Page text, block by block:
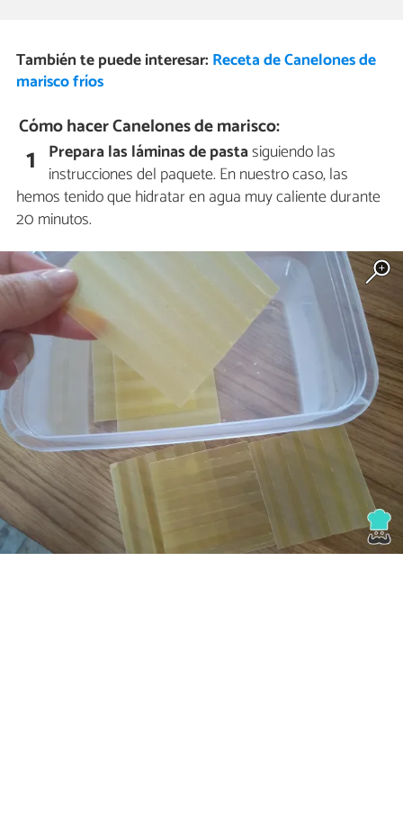
También te puede interesar: Receta de Canelones de
marisco fríos
Cómo hacer Canelones de marisco:
1 Prepara las láminas de pastasiguiendo las
instrucciones del paquete. En nuestro caso, las
hemos tenido que hidratar en agua muy caliente durante
20 minutos.